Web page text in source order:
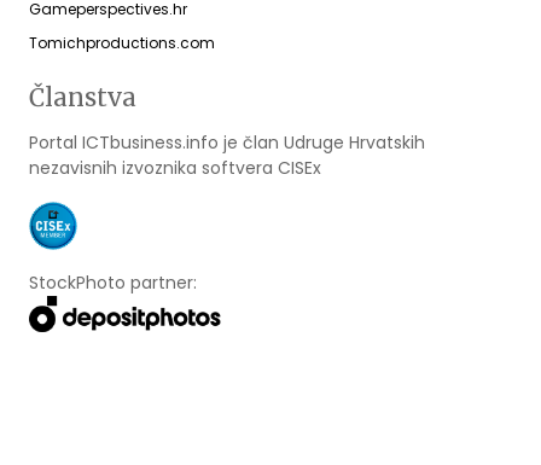
Gameperspectives.hr
Tomichproductions.com
Članstva
Portal ICTbusiness.info je član Udruge Hrvatskih
nezavisnih izvoznika softvera CISEx
StockPhoto partner: